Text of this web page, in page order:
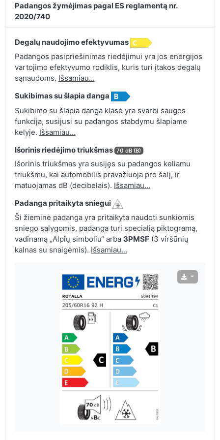
Padangos žymėjimas pagal ES reglamentą nr.
2020/740
Degalų naudojimo efektyvumas
Padangos pasipriešinimas riedėjimui yra jos energijos
vartojimo efektyvumo rodiklis, kuris turi įtakos degalų
sąnaudoms. Išsamiau...
Sukibimas su šlapia danga
Sukibimo su šlapia danga klasė yra svarbi saugos
funkcija, susijusi su padangos stabdymu šlapiame
kelyje. Išsamiau...
Išorinis riedėjimo triukšmas 70 dB (B)
Išorinis triukšmas yra susijęs su padangos keliamu
triukšmu, kai automobilis pravažiuoja pro šalį, ir
matuojamas dB (decibelais). Išsamiau...
Padanga pritaikyta sniegui
Ši žieminė padanga yra pritaikyta naudoti sunkiomis
sniego sąlygomis, padanga turi specialią piktogramą,
vadinamą „Alpių simboliu“ arba 3PMSF(3 viršūnių
kalnas su snaigėmis). Išsamiau...